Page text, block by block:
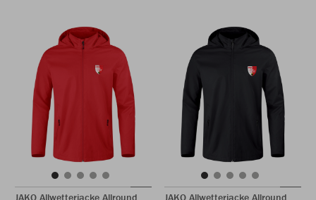
JAKO Allwetterjacke Allround JAKO Allwetterjacke Allround